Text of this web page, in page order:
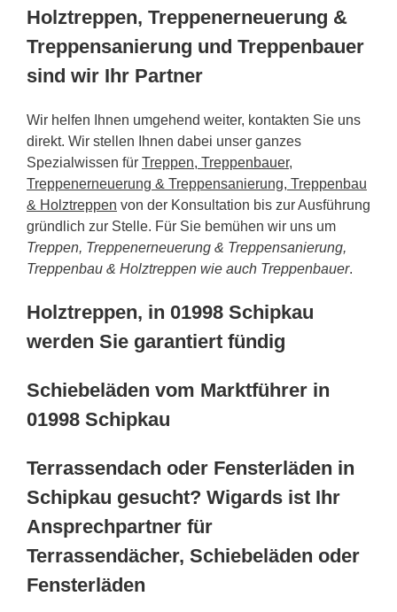
Holztreppen, Treppenerneuerung &
Treppensanierung und Treppenbauer
sind wir Ihr Partner
Wir helfen Ihnen umgehend weiter, kontakten Sie uns
direkt. Wir stellen Ihnen dabei unser ganzes
Spezialwissen für Treppen, Treppenbauer,
Treppenerneuerung & Treppensanierung, Treppenbau
& Holztreppen von der Konsultation bis zur Ausführung
gründlich zur Stelle. Für Sie bemühen wir uns um
Treppen, Treppenerneuerung & Treppensanierung,
Treppenbau & Holztreppen wie auch Treppenbauer.
Holztreppen, in 01998 Schipkau
werden Sie garantiert fündig
Schiebeläden vom Marktführer in
01998 Schipkau
Terrassendach oder Fensterläden in
Schipkau gesucht? Wigards ist Ihr
Ansprechpartner für
Terrassendächer, Schiebeläden oder
Fensterläden